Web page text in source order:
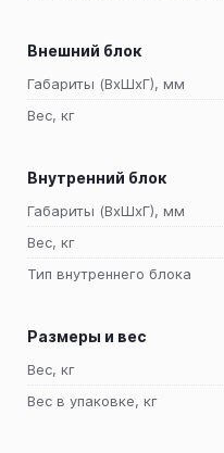
Внешний блок
Габариты (ВхШхГ), мм
Вес, кг
Внутренний блок
Габариты (ВхШхГ), мм
Вес, кг
Тип внутреннего блока
Размеры и вес
Вес, кг
Вес в упаковке, кг